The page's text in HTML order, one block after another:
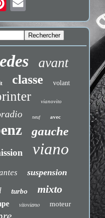
avant
classe volant
vianovito
neuf avec
gauche
viano
suspension
turbo mixto
vitoviano moteur